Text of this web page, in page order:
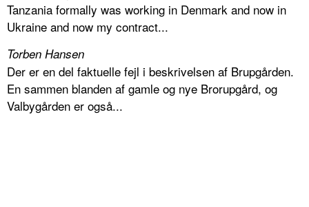
Tanzania formally was working in Denmark and now in
Ukraine and now my contract...
Torben Hansen
Der er en del faktuelle fejl i beskrivelsen af Brupgården.
En sammen blanden af gamle og nye Brorupgård, og
Valbygården er også...